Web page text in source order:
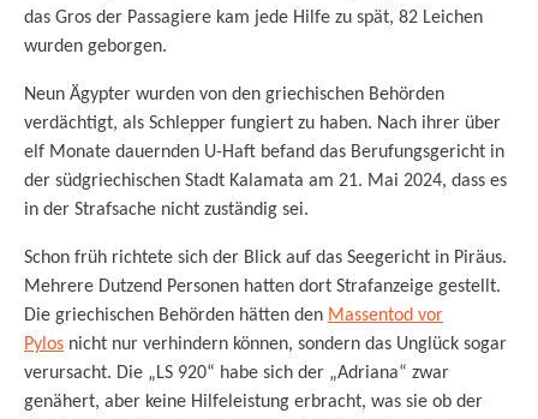
das Gros der Passagiere kam jede Hilfe zu spät, 82 Leichen
wurden geborgen.
Neun Ägypter wurden von den griechischen Behörden
verdächtigt, als Schlepper fungiert zu haben. Nach ihrer über
elf Monate dauernden U-Haft befand das Berufungsgericht in
der südgriechischen Stadt Kalamata am 21. Mai 2024, dass es
in der Strafsache nicht zuständig sei.
Schon früh richtete sich der Blick auf das Seegericht in Piräus.
Mehrere Dutzend Personen hatten dort Strafanzeige gestellt.
Die griechischen Behörden hätten den Massentod vor
Pylos nicht nur verhindern können, sondern das Unglück sogar
verursacht. Die „LS 920“ habe sich der „Adriana“ zwar
genähert, aber keine Hilfeleistung erbracht, was sie ob der